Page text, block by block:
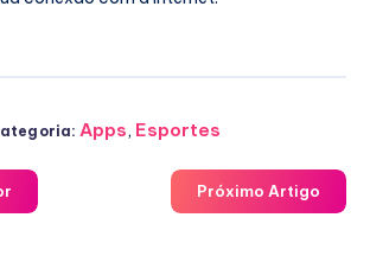
Apps, Esportes
Próximo Artigo